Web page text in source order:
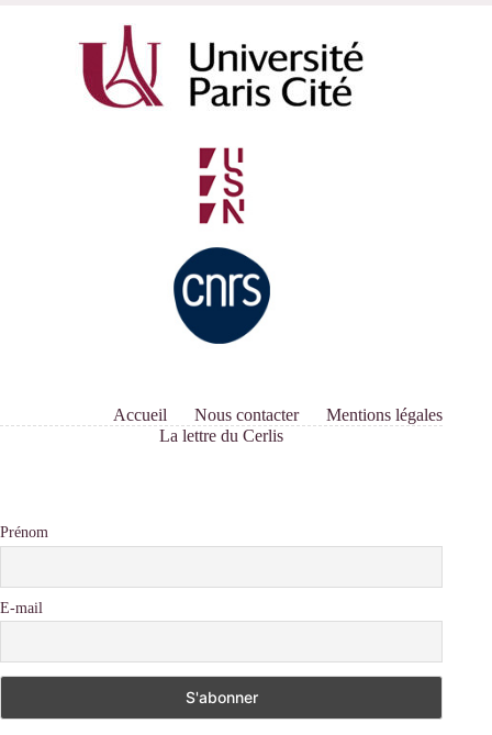
Accueil Nous contacter
Mentions légales
La lettre du Cerlis
Prénom
E-mail